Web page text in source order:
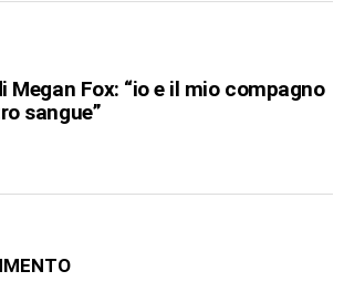
Megan Fox: “io e il mio compagno
sangue”